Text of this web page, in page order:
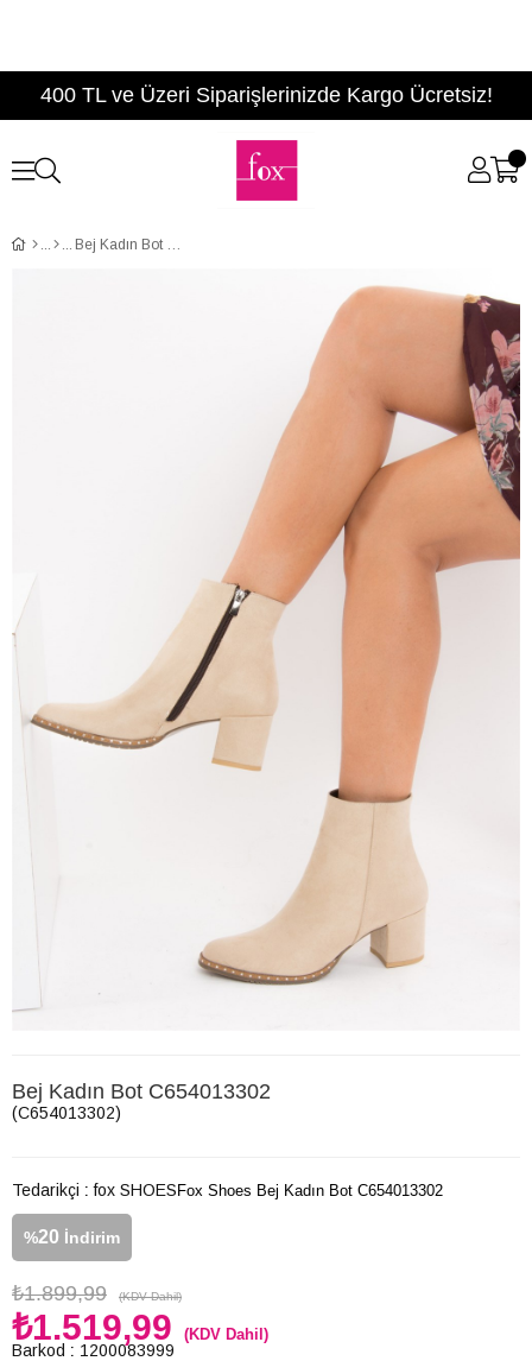
400 TL ve Üzeri Siparişlerinizde Kargo Ücretsiz!
Bej Kadın Bot C654013302
Bej Kadın Bot C654013302
(C654013302)
Tedarikçi : fox SHOES
%20 İndirim
₺1.899,99 (KDV Dahil)
₺1.519,99 (KDV Dahil)
Barkod : 1200083999
Fox Shoes Bej Kadın Bot C654013302